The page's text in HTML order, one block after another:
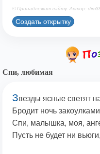
© Принадлежит сайту. Автор:
Создать открытку
Спи, любимая
Звезды ясные светят
Бродит ночь
Спи, малышка, моя,
Пусть не будет ни